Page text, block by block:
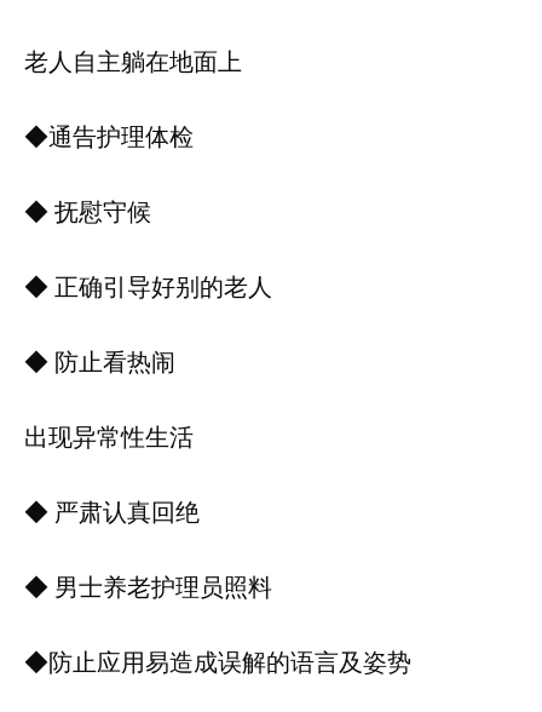
老人自主躺在地面上
◆通告护理体检
◆ 抚慰守候
◆ 正确引导好别的老人
◆ 防止看热闹
出现异常性生活
◆ 严肃认真回绝
◆ 男士养老护理员照料
◆防止应用易造成误解的语言及姿势